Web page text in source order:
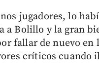
jugadores, lo
a Bolillo y la gran
fallar de nuevo
críticos cuando